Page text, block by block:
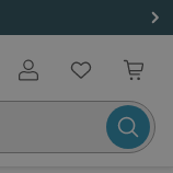
Benutzerkonto